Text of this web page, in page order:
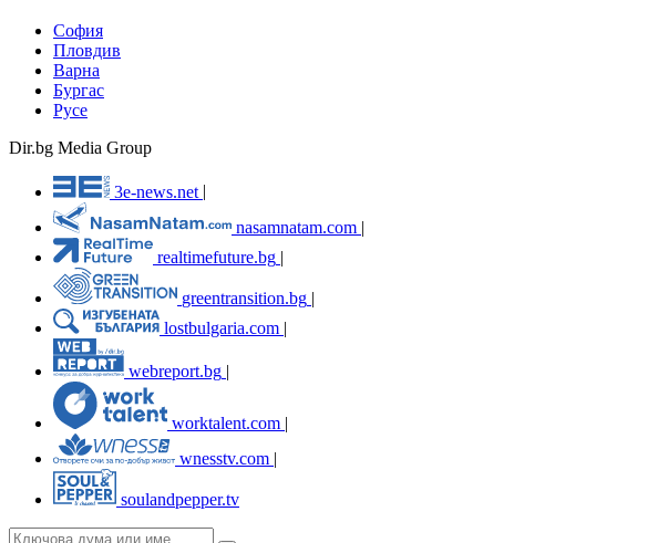
София
Пловдив
Варна
Бургас
Русе
Dir.bg Media Group
3e-news.net
nasamnatam.com |
realtimefuture.bg |
greentransition.bg |
lostbulgaria.com |
webreport.bg
worktalent.com |
wnesstv.com |
soulandpepper.tv